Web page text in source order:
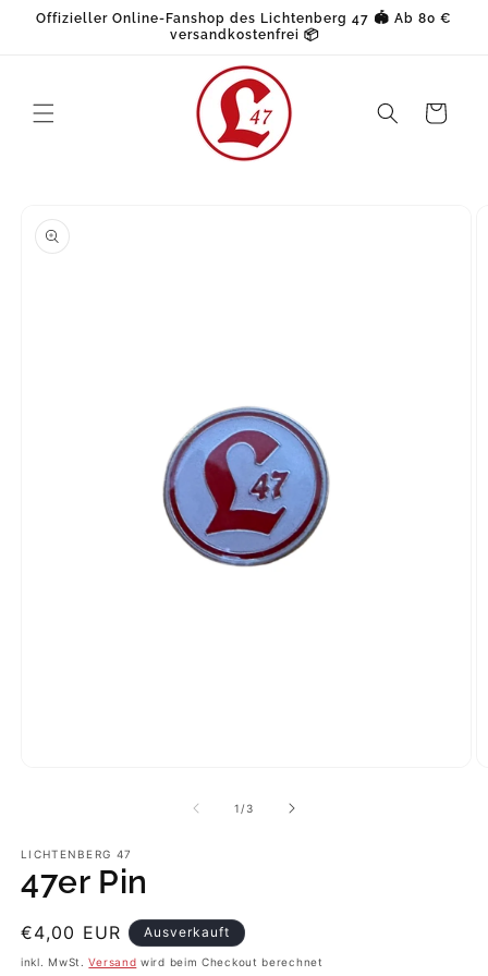
zum
Offizieller Online-Fanshop des Lichtenberg 47 🏟️ Ab 80 €
versandkostenfrei 📦
Warenkorb
1 /von
3
LICHTENBERG 47
47er Pin
Normaler
Preis
€4,00 EUR Ausverkauft
inkl. MwSt.Versand wird beim Checkout berechnet